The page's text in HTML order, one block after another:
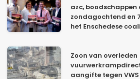
azc, boodschappen
zondagochtend en
het Enschedese
Zoon van overleden
aangifte tegen VWS